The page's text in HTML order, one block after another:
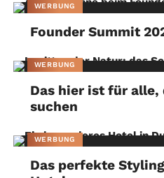
WERBUNG
Founder Summit
WERBUNG
Das hier ist für alle,
suchen
WERBUNG
Das perfekte